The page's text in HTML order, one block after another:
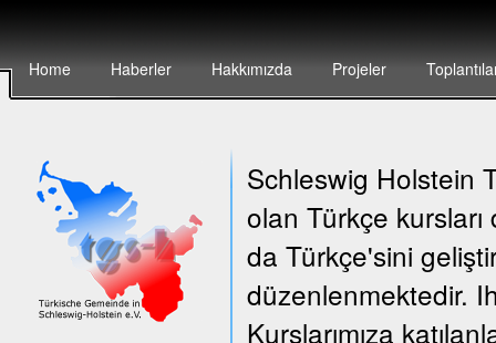
Home Haberler Hakkımızda Projeler
Schleswig Holstein
olan Türkçe
da Türkçe'sini
düzenlenmektedir.
Kurslarımıza